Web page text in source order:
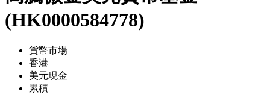
(HK0000584778)
貨幣市場
香港
美元現金
累積